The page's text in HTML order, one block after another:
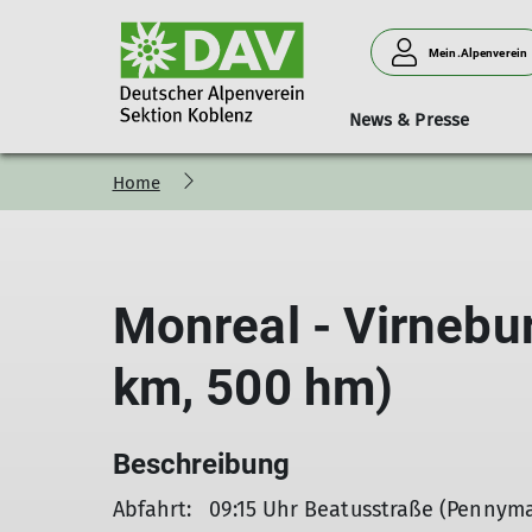
Mein.Alpenverein
News & Presse
Neues aus der Sektion
Geschäftsstelle Personen
Vorträge Kurse & Touren
Bergsteigen Donnerstagssport Familien
Hütten Verleih
Home
Monreal -
km, 500 hm)
Beschreibung
Abfahrt: 09:15 Uhr Beatusstraße